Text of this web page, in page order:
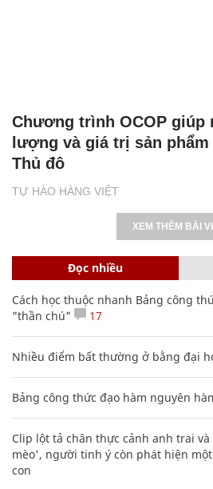
TỰ HÀO HÀNG VIỆT
Chương trình OCOP giúp
lượng và giá trị sản
Thủ đô
XEM THÊM BÀI
Đọc nhiều
Cách học thuộc nhanh Bảng công
"thần chú"
17
Nhiều điểm bất thường ở bằng đại
Bảng công thức đạo hàm nguyên
Clip lột tả chân thực cảnh anh trai
mèo', người tinh ý còn phát hiện
con